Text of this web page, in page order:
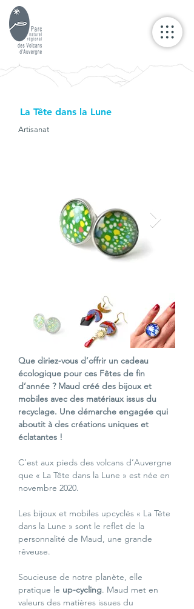
La Tête dans la Lune
Artisanat
Que diriez-vous d’offrir un cadeau
écologique pour ces Fêtes de fin
d’année ? Maud créé des bijoux et
mobiles avec des matériaux issus du
recyclage. Une démarche engagée qui
aboutit à des créations uniques et
éclatantes !
C’est aux pieds des volcans d’Auvergne
que « La Tête dans la Lune » est née en
novembre 2020.
Les bijoux et mobiles upcyclés « La Tête
dans la Lune » sont le reflet de la
personnalité de Maud, une grande
rêveuse.
Soucieuse de notre planète, elle
pratique le up-cycling. Maud met en
valeurs des matières issues du